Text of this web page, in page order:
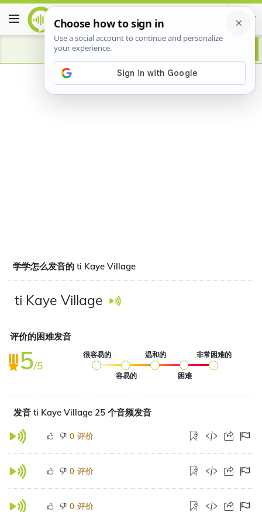
Advertisement
学学怎么发音的 ti Kaye Village
ti Kaye Village
评价的困难发音
5/5
很容易的
容易的
温和的
困难
非常困难的
发音 ti Kaye Village 25 个音频发音
0 评价
0 评价
0 评价